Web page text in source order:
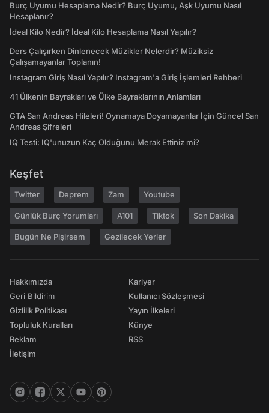
Burç Uyumu Hesaplama Nedir? Burç Uyumu, Aşk Uyumu Nasıl
Hesaplanır?
İdeal Kilo Nedir? İdeal Kilo Hesaplama Nasıl Yapılır?
Ders Çalışırken Dinlenecek Müzikler Nelerdir? Müziksiz
Çalışamayanlar Toplanın!
Instagram Giriş Nasıl Yapılır? Instagram'a Giriş İşlemleri Rehberi
41 Ülkenin Bayrakları ve Ülke Bayraklarının Anlamları
GTA San Andreas Hileleri! Oynamaya Doyamayanlar İçin Güncel San
Andreas Şifreleri
IQ Testi: IQ'unuzun Kaç Olduğunu Merak Ettiniz mi?
Keşfet
Twitter Deprem Zam Youtube
Günlük Burç Yorumları A101 Tiktok Son Dakika
Bugün Ne Pişirsem Gezilecek Yerler
Hakkımızda
Geri Bildirim
Gizlilik Politikası
Topluluk Kuralları
Reklam
İletişim
Kariyer
Kullanıcı Sözleşmesi
Yayın İlkeleri
Künye
RSS